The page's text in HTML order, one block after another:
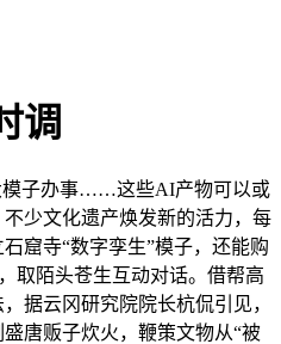
调
子办事……这些AI产物可以或
少文化遗产焕发新的活力，每
窟寺“数字孪生”模子，还能购
取陌头苍生互动对话。借帮高
据云冈研究院院长杭侃引见，
唐贩子炊火，鞭策文物从“被